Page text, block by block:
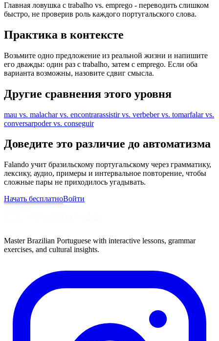
Главная ловушка с trabalho vs. emprego - переводить слишком
быстро, не проверив роль каждого португальского слова.
Практика в контексте
Возьмите одно предложение из реальной жизни и напишите
его дважды: один раз с trabalho, затем с emprego. Если оба
варианта возможны, назовите сдвиг смысла.
Другие сравнения этого уровня
mau vs. malachar vs. encontrarassistir vs. verbeber vs. tomarfalar vs.
conversarpoder vs. conseguir
Доведите это различие до автоматизма
Falando учит бразильскому португальскому через грамматику,
лексику, аудио, примеры и интервальное повторение, чтобы
сложные пары не приходилось угадывать.
Начать бесплатноВойти
Master Brazilian Portuguese with interactive lessons, grammar
exercises, and cultural insights.